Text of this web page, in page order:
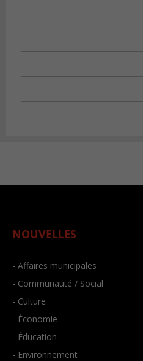
NOUVELLES
- Affaires municipales
- Communauté / Social
- Culture
- Économie
- Éducation
- Environnement